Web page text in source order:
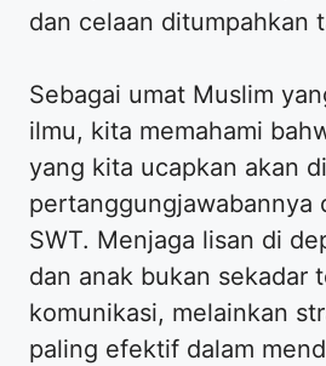
dan celaan ditumpahkan
Sebagai umat Muslim
ilmu, kita memahami
yang kita ucapkan akan
pertanggungjawabannya
SWT. Menjaga lisan di
dan anak bukan sekadar
komunikasi, melainkan
paling efektif dalam